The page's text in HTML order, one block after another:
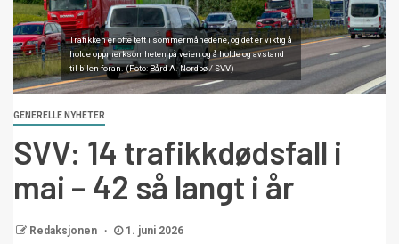
Trafikken er ofte tett i sommermånedene, og det er viktig å
holde oppmerksomheten på veien og å holde og avstand
til bilen foran. (Foto: Bård A. Nordbø / SVV)
GENERELLE NYHETER
SVV: 14 trafikkdødsfall i
mai – 42 så langt i år
Redaksjonen 1. juni 2026